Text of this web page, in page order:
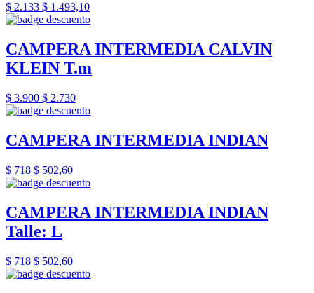
$ 2.133 $ 1.493,10
CAMPERA INTERMEDIA CALVIN
KLEIN T.m
$ 3.900 $ 2.730
CAMPERA INTERMEDIA INDIAN
$ 718 $ 502,60
CAMPERA INTERMEDIA INDIAN
Talle: L
$ 718 $ 502,60